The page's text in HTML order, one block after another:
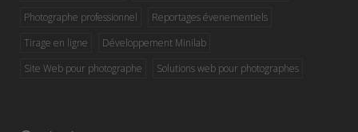
Photographe professionnel
Reportages évenementiels
Tirage en ligne
Développement Minilab
Site Web pour photographe
Solutions web pour photographes